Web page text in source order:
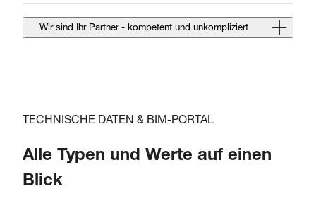
Wir sind Ihr Partner - kompetent und unkompliziert
TECHNISCHE DATEN & BIM-PORTAL
Alle Typen und Werte auf einen
Blick